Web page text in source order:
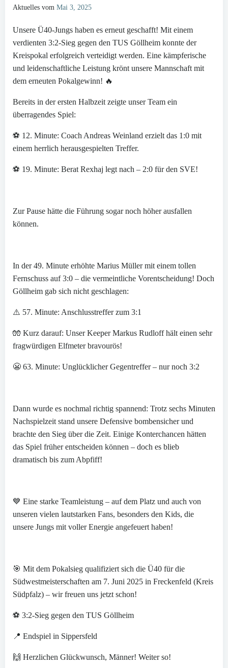
Aktuelles vom Mai 3, 2025
Unsere Ü40-Jungs haben es erneut geschafft! Mit einem
verdienten 3:2-Sieg gegen den TUS Göllheim konnte der
Kreispokal erfolgreich verteidigt werden. Eine kämpferische
und leidenschaftliche Leistung krönt unsere Mannschaft mit
dem erneuten Pokalgewinn! 🔥
Bereits in der ersten Halbzeit zeigte unser Team ein
überragendes Spiel:
⚽ 12. Minute: Coach Andreas Weinland erzielt das 1:0 mit
einem herrlich herausgespielten Treffer.
⚽ 19. Minute: Berat Rexhaj legt nach – 2:0 für den SVE!
Zur Pause hätte die Führung sogar noch höher ausfallen
können.
In der 49. Minute erhöhte Marius Müller mit einem tollen
Fernschuss auf 3:0 – die vermeintliche Vorentscheidung! Doch
Göllheim gab sich nicht geschlagen:
⚠️ 57. Minute: Anschlusstreffer zum 3:1
🧤 Kurz darauf: Unser Keeper Markus Rudloff hält einen sehr
fragwürdigen Elfmeter bravourös!
😬 63. Minute: Unglücklicher Gegentreffer – nur noch 3:2
Dann wurde es nochmal richtig spannend: Trotz sechs Minuten
Nachspielzeit stand unsere Defensive bombensicher und
brachte den Sieg über die Zeit. Einige Konterchancen hätten
das Spiel früher entscheiden können – doch es blieb
dramatisch bis zum Abpfiff!
💙 Eine starke Teamleistung – auf dem Platz und auch von
unseren vielen lautstarken Fans, besonders den Kids, die
unsere Jungs mit voller Energie angefeuert haben!
🎯 Mit dem Pokalsieg qualifiziert sich die Ü40 für die
Südwestmeisterschaften am 7. Juni 2025 in Freckenfeld (Kreis
Südpfalz) – wir freuen uns jetzt schon!
⚽ 3:2-Sieg gegen den TUS Göllheim
📍 Endspiel in Sippersfeld
🙌 Herzlichen Glückwunsch, Männer! Weiter so!